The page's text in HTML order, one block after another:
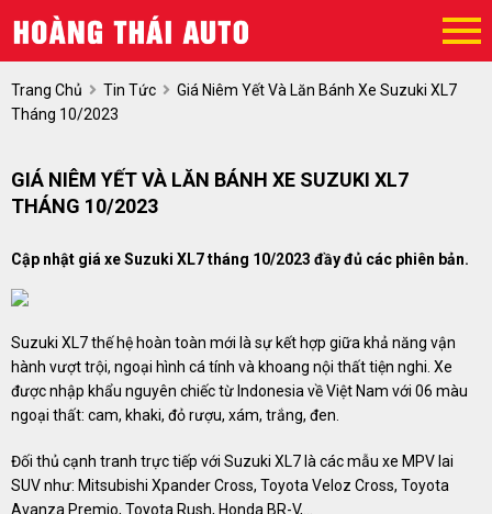
Trang Chủ Tin Tức
Giá Niêm Yết Và Lăn Bánh Xe Suzuki XL7
Tháng 10/2023
GIÁ NIÊM YẾT VÀ LĂN BÁNH XE SUZUKI XL7
THÁNG 10/2023
Cập nhật giá xe Suzuki XL7 tháng 10/2023 đầy đủ các phiên bản.
Suzuki XL7 thế hệ hoàn toàn mới là sự kết hợp giữa khả năng vận
hành vượt trội, ngoại hình cá tính và khoang nội thất tiện nghi. Xe
được nhập khẩu nguyên chiếc từ Indonesia về Việt Nam với 06 màu
ngoại thất: cam, khaki, đỏ rượu, xám, trắng, đen.
Đối thủ cạnh tranh trực tiếp với Suzuki XL7 là các mẫu xe MPV lai
SUV như: Mitsubishi Xpander Cross, Toyota Veloz Cross, Toyota
Avanza Premio, Toyota Rush, Honda BR-V,...